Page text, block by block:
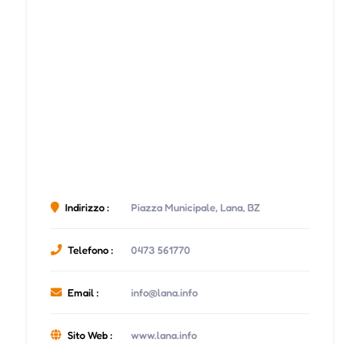
Indirizzo : Piazza Municipale, Lana, BZ
Telefono : 0473 561770
Email : info@lana.info
Sito Web : www.lana.info